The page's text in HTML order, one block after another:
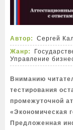
Автор:
Сергей
Жанр:
Управление
Вниманию
тестирования
промежуточной
«Экономическая
Предложенная